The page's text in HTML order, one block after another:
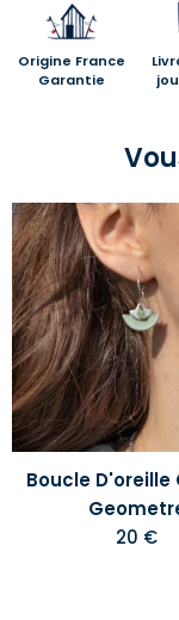
Origine France
Garantie
Boucle D'oreille
20 €